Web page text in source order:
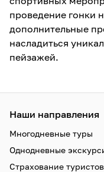
проведение гонки
дополнительные
насладиться
пейзажей.
Наши направления
Многодневные туры
Однодневные
Страхование туристов